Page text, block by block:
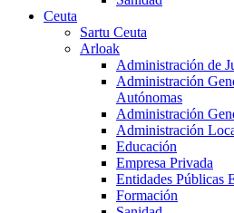
Ceuta
Sartu Ceuta
Arloak
Administración de
Administración
Autónomas
Administración
Administración
Educación
Empresa Privada
Entidades Públicas
Formación